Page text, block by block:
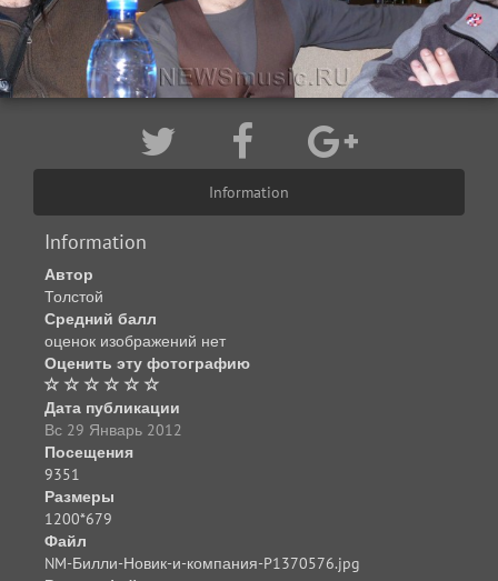
Information
Information
Автор
Толстой
Средний балл
оценок изображений нет
Оценить эту фотографию
Дата публикации
Вс 29 Январь 2012
Посещения
9351
Размеры
1200*679
Файл
NM-Билли-Новик-и-компания-P1370576.jpg